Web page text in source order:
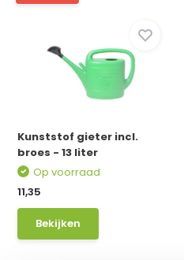
Kunststof gieter incl.
broes - 13 liter
Op voorraad
11,35
Bekijken